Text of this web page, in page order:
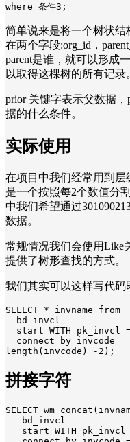
where 条件3;
简单说来是将一个树状
在两个字段:org_id，
parent是谁，就可以形成
以取得这棵树的所有记录
prior 关键字表示父数据
据的什么条件。
实际使用
在项目中我们经常用到层
是一个按照每2个数值分
中我们希望通过
数据。
常规情况我们会使用Like
提供了树形查找的方式。
我们其实可以这样写代码
SELECT * invname from
length(invcode) -2);
拼接字符
SELECT